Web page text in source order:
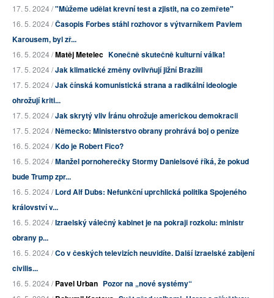
17. 5. 2024 /"Můžeme udělat krevní test a zjistit, na co zemřete"
16. 5. 2024 /Časopis Forbes stáhl rozhovor s výtvarníkem Pavlem
Karousem, byl zř...
16. 5. 2024 /Matěj Metelec Konečně skutečně kulturní válka!
17. 5. 2024 /Jak klimatické změny ovlivňují jižní Brazílii
17. 5. 2024 /Jak čínská komunistická strana a radikální ideologie
ohrožují kriti...
17. 5. 2024 /Jak skrytý vliv Íránu ohrožuje americkou demokracii
17. 5. 2024 /Německo: Ministerstvo obrany prohrává boj o peníze
16. 5. 2024 /Kdo je Robert Fico?
16. 5. 2024 /Manžel pornoherečky Stormy Danielsové říká, že pokud
bude Trump zpr...
16. 5. 2024 /Lord Alf Dubs: Nefunkční uprchlická politika Spojeného
království v...
16. 5. 2024 /Izraelský válečný kabinet je na pokraji rozkolu: ministr
obrany p...
16. 5. 2024 /Co v českých televizích neuvidíte. Další izraelské zabíjení
civilis...
16. 5. 2024 /Pavel Urban Pozor na „nové systémy“